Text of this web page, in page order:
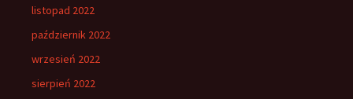
listopad 2022
październik 2022
wrzesień 2022
sierpień 2022